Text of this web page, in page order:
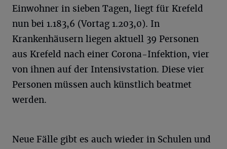
Einwohner in sieben Tagen, liegt für Krefeld
nun bei 1.183,6 (Vortag 1.203,0). In
Krankenhäusern liegen aktuell 39 Personen
aus Krefeld nach einer Corona-Infektion, vier
von ihnen auf der Intensivstation. Diese vier
Personen müssen auch künstlich beatmet
werden.
Neue Fälle gibt es auch wieder in Schulen und